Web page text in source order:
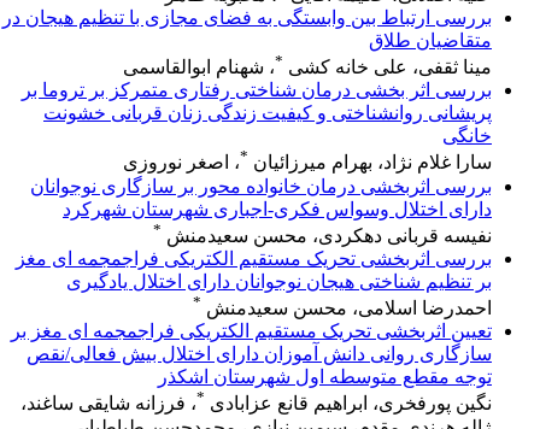
بررسی ارتباط بین وابستگی به فضای مجازی با تنظیم هیجان در
متقاضیان طلاق
مینا ثقفی، علی خانه کشی *، شهنام ابوالقاسمی
بررسی اثر بخشی درمان شناختی رفتاری متمرکز بر تروما بر
پریشانی روانشناختی و کیفیت زندگی زنان قربانی خشونت
خانگی
سارا غلام نژاد، بهرام میرزائیان * ، اصغر نوروزی
بررسی اثربخشی درمان خانواده محور بر سازگاری نوجوانان
دارای اختلال وسواس فکری-اجباری شهرستان شهرکرد
نفیسه قربانی دهکردی، محسن سعیدمنش *
بررسی اثربخشی تحریک مستقیم الکتریکی فراجمجمه ای مغز
بر تنظیم شناختی هیجان نوجوانان دارای اختلال یادگیری
احمدرضا اسلامی، محسن سعیدمنش *
تعیین اثربخشی تحریک مستقیم الکتریکی فراجمجمه ای مغز بر
سازگاری روانی دانش آموزان دارای اختلال بیش فعالی/نقص
توجه مقطع متوسطه اول شهرستان اشکذر
نگین پورفخری، ابراهیم قانع عزابادی * ، فرزانه شایقی ساغند،